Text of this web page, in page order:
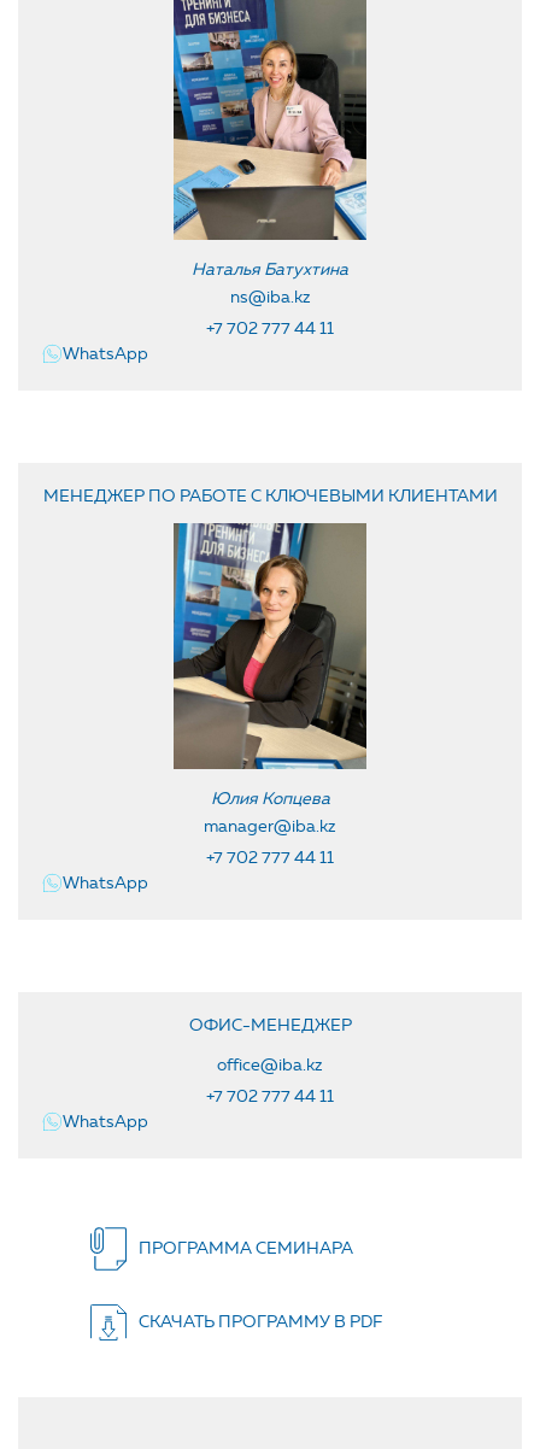
Наталья Батухтина
ns@iba.kz
+7 702 777 44 11
WhatsApp
МЕНЕДЖЕР ПО РАБОТЕ С КЛЮЧЕВЫМИ КЛИЕНТАМИ
Юлия Копцева
manager@iba.kz
+7 702 777 44 11
WhatsApp
ОФИС-МЕНЕДЖЕР
office@iba.kz
+7 702 777 44 11
WhatsApp
ПРОГРАММА СЕМИНАРА
СКАЧАТЬ ПРОГРАММУ В PDF